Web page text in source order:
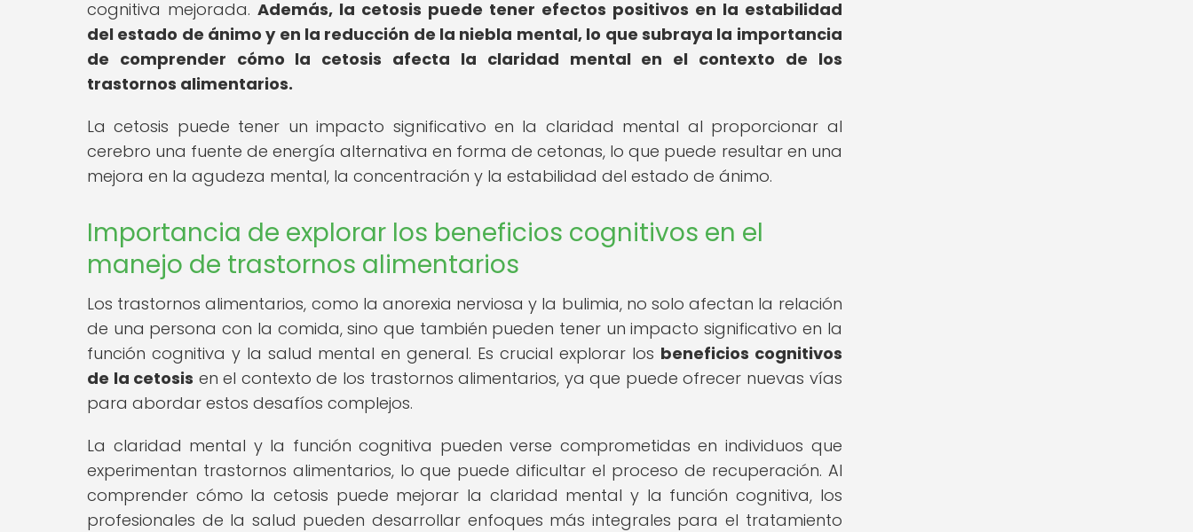
cognitiva mejorada. Además, la cetosis puede tener efectos positivos en la estabilidad
del estado de ánimo y en la reducción de la niebla mental, lo que subraya la importancia
de comprender cómo la cetosis afecta la claridad mental en el contexto de los
trastornos alimentarios.
La cetosis puede tener un impacto significativo en la claridad mental al proporcionar al
cerebro una fuente de energía alternativa en forma de cetonas, lo que puede resultar en una
mejora en la agudeza mental, la concentración y la estabilidad del estado de ánimo.
Importancia de explorar los beneficios cognitivos en el
manejo de trastornos alimentarios
Los trastornos alimentarios, como la anorexia nerviosa y la bulimia, no solo afectan la relación
de una persona con la comida, sino que también pueden tener un impacto significativo en la
función cognitiva y la salud mental en general. Es crucial explorar los beneficios cognitivos
de la cetosis en el contexto de los trastornos alimentarios, ya que puede ofrecer nuevas vías
para abordar estos desafíos complejos.
La claridad mental y la función cognitiva pueden verse comprometidas en individuos que
experimentan trastornos alimentarios, lo que puede dificultar el proceso de recuperación. Al
comprender cómo la cetosis puede mejorar la claridad mental y la función cognitiva, los
profesionales de la salud pueden desarrollar enfoques más integrales para el tratamiento